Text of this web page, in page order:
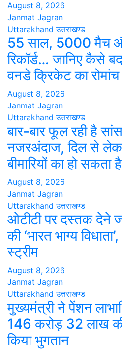
August 8, 2026
Janmat Jagran
Uttarakhand उत्तराखण्ड
55 साल, 5000 मैच
रिकॉर्ड… जानिए कैसे
वनडे क्रिकेट का रोमांच
August 8, 2026
Janmat Jagran
Uttarakhand उत्तराखण्ड
बार-बार फूल रही है
नजरअंदाज, दिल से
बीमारियों का हो
August 8, 2026
Janmat Jagran
Uttarakhand उत्तराखण्ड
ओटीटी पर दस्तक देने
की ‘भारत भाग्य
स्ट्रीम
August 8, 2026
Janmat Jagran
Uttarakhand उत्तराखण्ड
मुख्यमंत्री ने पेंशन
146 करोड़ 32 लाख
किया भुगतान